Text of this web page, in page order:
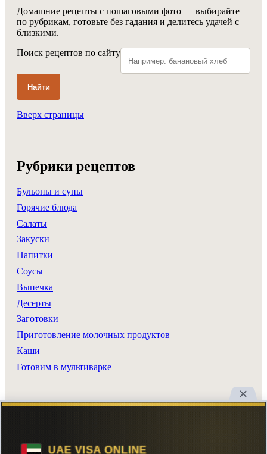
Домашние рецепты с пошаговыми фото — выбирайте
по рубрикам, готовьте без гадания и делитесь удачей с
близкими.
Поиск рецептов по сайту
Найти
Вверх страницы
Рубрики рецептов
Бульоны и супы
Горячие блюда
Салаты
Закуски
Напитки
Соусы
Выпечка
Десерты
Заготовки
Приготовление молочных продуктов
Каши
Готовим в мультиварке
Главная